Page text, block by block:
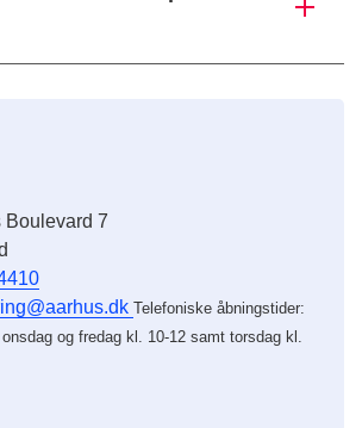
Boulevard 7
Telefoniske åbningstider:
og fredag kl. 10-12 samt torsdag kl.